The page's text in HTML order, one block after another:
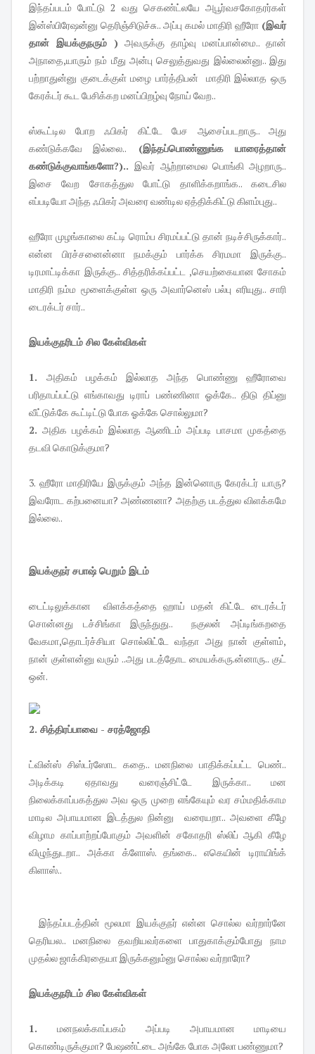
இந்தப்படம் போட்டு 2 வது செகண்ட்லயே அபூர்வசகோதரர்கள்
இன்ஸ்பிரேஷன்னு தெரிஞ்சிடுச்சு.. அப்பு கமல் மாதிரி ஹீரோ (இவர்
தான் இயக்குநரும் ) அவருக்கு தாழ்வு மனப்பான்மை.. தான்
அநாதை,யாரும் நம் மீது அன்பு செலுத்துவது இல்லைன்னு.. இது
பற்றாதுன்னு குடைக்குள் மழை பார்த்திபன் மாதிரி இல்லாத ஒரு
கேரக்டர் கூட பேசிக்கற மனப்பிறழ்வு நோய் வேற..
ஸ்கூட்டில போற ஃபிகர் கிட்டே பேச ஆசைப்படறாரு.. அது
கண்டுக்கவே இல்லை.. (இந்தப்பொண்ணுங்க யாரைத்தான்
கண்டுக்குவாங்களோ?)..இவர் ஆற்றாமைல பொங்கி அழறாரு..
இசை வேற சோகத்துல போட்டு தாளிக்கறாங்க.. கடைசில
எப்படியோ அந்த ஃபிகர் அவரை வண்டில ஏத்திக்கிட்டு கிளம்புது..
ஹீரோ முழங்காலை கட்டி ரொம்ப சிரமப்பட்டு தான் நடிச்சிருக்கார்..
என்ன பிரச்சனைன்னா நமக்கும் பார்க்க சிரமமா இருக்கு..
டிரமாட்டிக்கா இருக்கு.. சித்தரிக்கப்பட்ட ,செயற்கையான சோகம்
மாதிரி நம்ம மூளைக்குள்ள ஒரு அவார்னெஸ் பல்பு எரியுது.. சாரி
டைரக்டர் சார்..
இயக்குநரிடம் சில கேள்விகள்
1. அதிகம் பழக்கம் இல்லாத அந்த பொண்ணு ஹீரோவை
பரிதாபப்பட்டு எங்காவது டிராப் பண்ணினா ஓக்கே.. திடு திப்னு
வீட்டுக்கே கூட்டிட்டு போக ஓக்கே சொல்லுமா?
2. அதிக பழக்கம் இல்லாத ஆணிடம் அப்படி பாசமா முகத்தை
தடவி கொடுக்குமா?
3. ஹீரோ மாதிரியே இருக்கும் அந்த இன்னொரு கேரக்டர் யாரு?
இவரோட கற்பனையா? அண்ணனா? அதற்கு படத்துல விளக்கமே
இல்லை..
இயக்குநர் சபாஷ் பெறும் இடம்
டைட்டிலுக்கான விளக்கத்தை ஹாய் மதன் கிட்டே டைரக்டர்
சொன்னது டச்சிங்கா இருந்துது.. நகுலன் அப்டிங்கறதை
வேகமா,தொடர்ச்சியா சொல்லிட்டே வந்தா அது நான் குள்ளம்,
நான் குள்ளன்னு வரும் ..அது படத்தோட மையக்கரு.ன்னாரு.. குட்
ஒன்.
2. சித்திரப்பாவை - சரத்ஜோதி
ட்வின்ஸ் சிஸ்டர்ஸோட கதை.. மனநிலை பாதிக்கப்பட்ட பெண்..
அடிக்கடி ஏதாவது வரைஞ்சிட்டே இருக்கா.. மன
நிலைக்காப்பகத்துல அவ ஒரு முறை எங்கேயும் வர சம்மதிக்காம
மாடில அபாயமான இடத்துல நின்னு வரையறா.. அவளை கீழே
விழாம காப்பாற்றப்போகும் அவளின் சகோதரி ஸ்லிப் ஆகி கீழே
விழுந்துடறா.. அக்கா க்ளோஸ். தங்கை.. எகெயின் டிராயிங்க்
கிளாஸ்..
இந்தப்படத்தின் மூலமா இயக்குநர் என்ன சொல்ல வர்றார்னே
தெரியல.. மனநிலை தவறியவர்களை பாதுகாக்கும்போது நாம
முதல்ல ஜாக்கிரதையா இருக்கனும்னு சொல்ல வர்றாரோ?
இயக்குநரிடம் சில கேள்விகள்
1.மனநலக்காப்பகம் அப்படி அபாயமான மாடியை
கொண்டிருக்குமா? பேஷண்ட்டை அங்கே போக அலோ பண்ணுமா?